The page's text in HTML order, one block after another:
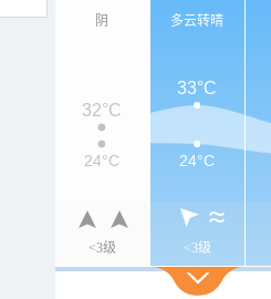
阴
<3级
多云转晴
<3级
32°C
33°C
24°C 24°C